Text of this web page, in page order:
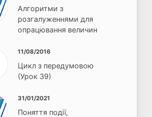
Алгоритми з
розгалуженнями для
опрацювання величин
11/08/2016
Цикл з передумовою
(Урок 39)
31/01/2021
Поняття події,